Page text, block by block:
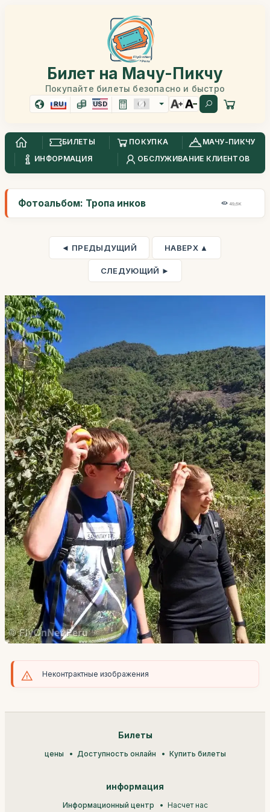
Билет на Мачу-Пикчу
Покупайте билеты безопасно и быстро
RU USD
БИЛЕТЫ ПОКУПКА
МАЧУ-ПИКЧУ
ИНФОРМАЦИЯ
ОБСЛУЖИВАНИЕ КЛИЕНТОВ
Фотоальбом: Тропа инков 49,6K
◄ ПРЕДЫДУЩИЙ НАВЕРХ ▲
СЛЕДУЮЩИЙ ►
Неконтрактные изображения
Билеты
цены Доступность онлайн Купить билеты
информация
Информационный центр Насчет нас